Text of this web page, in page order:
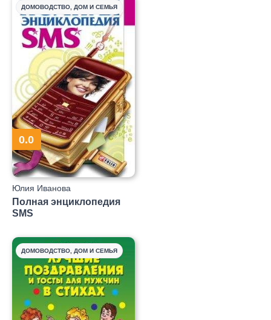
ДОМОВОДСТВО, ДОМ И СЕМЬЯ
0.0
Юлия Иванова
Полная энциклопедия
SMS
ДОМОВОДСТВО, ДОМ И СЕМЬЯ